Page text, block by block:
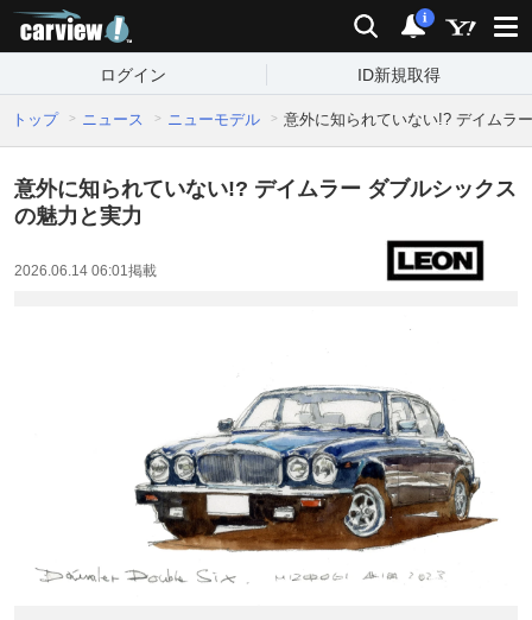
検索 通知
i
ログイン ID新規取得
トップ ニュース ニューモデル 意外に知られていない!? デイムラ
意外に知られていない!? デイムラー ダブルシックス
の魅力と実力
2026.06.14 06:01掲載